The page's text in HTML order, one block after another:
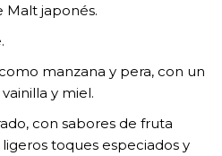
Malt japonés.
manzana y pera, con un
y miel.
con sabores de fruta
toques especiados y